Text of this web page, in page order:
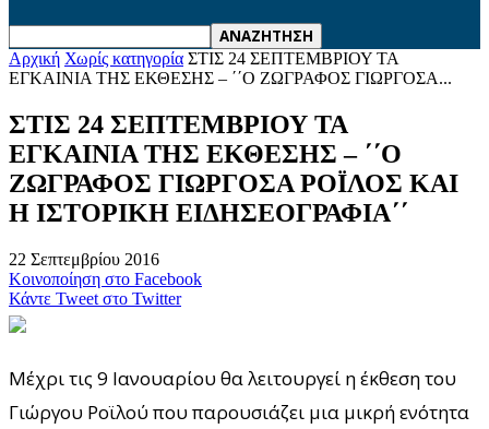
Αρχική Χωρίς κατηγορία ΣΤΙΣ 24 ΣΕΠΤΕΜΒΡΙΟΥ ΤΑ
ΕΓΚΑΙΝΙΑ ΤΗΣ ΕΚΘΕΣΗΣ – ΄΄Ο ΖΩΓΡΑΦΟΣ ΓΙΩΡΓΟΣΑ...
ΣΤΙΣ 24 ΣΕΠΤΕΜΒΡΙΟΥ ΤΑ
ΕΓΚΑΙΝΙΑ ΤΗΣ ΕΚΘΕΣΗΣ – ΄΄Ο
ΖΩΓΡΑΦΟΣ ΓΙΩΡΓΟΣΑ ΡΟΪΛΟΣ ΚΑΙ
Η ΙΣΤΟΡΙΚΗ ΕΙΔΗΣΕΟΓΡΑΦΙΑ΄΄
22 Σεπτεμβρίου 2016
Κοινοποίηση στο Facebook
Κάντε Tweet στο Twitter
Μέχρι τις 9 Ιανουαρίου θα λειτουργεί η έκθεση του
Γιώργου Ροϊλού που παρουσιάζει μια μικρή ενότητα